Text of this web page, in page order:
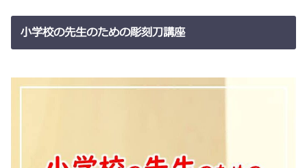
小学校の先生のための彫刻刀講座